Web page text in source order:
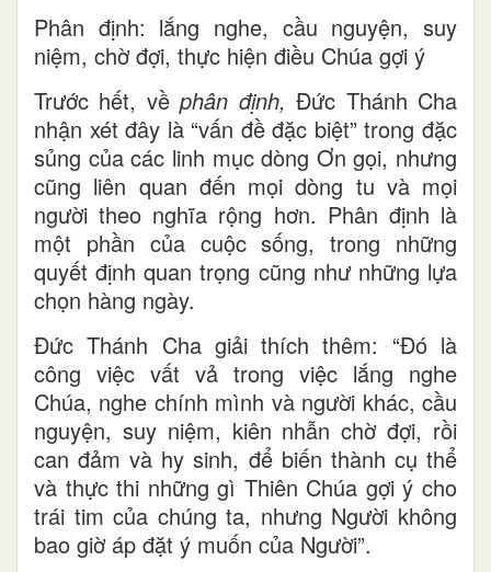
Phân định: lắng nghe, cầu nguyện, suy
niệm, chờ đợi, thực hiện điều Chúa gợi ý
Trước hết, vềphân định,Đức Thánh Cha
nhận xét đây là “vấn đề đặc biệt” trong đặc
sủng của các linh mục dòng Ơn gọi, nhưng
cũng liên quan đến mọi dòng tu và mọi
người theo nghĩa rộng hơn. Phân định là
một phần của cuộc sống, trong những
quyết định quan trọng cũng như những lựa
chọn hàng ngày.
Đức Thánh Cha giải thích thêm: “Đó là
công việc vất vả trong việc lắng nghe
Chúa, nghe chính mình và người khác, cầu
nguyện, suy niệm, kiên nhẫn chờ đợi, rồi
can đảm và hy sinh, để biến thành cụ thể
và thực thi những gì Thiên Chúa gợi ý cho
trái tim của chúng ta, nhưng Người không
bao giờ áp đặt ý muốn của Người”.